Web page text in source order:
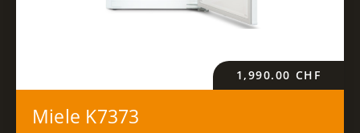
1,990.00 CHF
Miele K7373